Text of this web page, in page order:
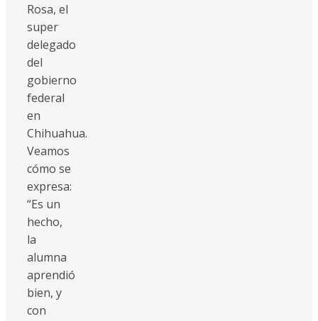
Rosa, el
super
delegado
del
gobierno
federal
en
Chihuahua.
Veamos
cómo se
expresa:
“Es un
hecho,
la
alumna
aprendió
bien, y
con